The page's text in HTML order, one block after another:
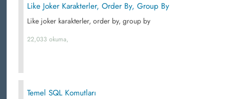
Like Joker Karakterler, Order By, Group By
Like joker karakterler, order by, group by
22,033 okuma,
Temel SQL Komutları